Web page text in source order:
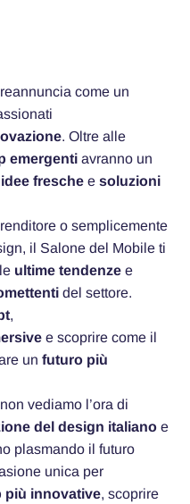
come un
. Oltre alle
emergenti avranno un
idee fresche e soluzioni
o semplicemente
il Salone del Mobile ti
ultime tendenze e
del settore.
,
e scoprire come il
un futuro più
vediamo l’ora di
del design italiano e
plasmando il futuro
unica per
più innovative, scoprire